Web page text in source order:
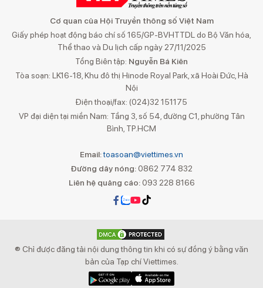
Cơ quan của Hội Truyền thông số Việt Nam
Giấy phép hoạt động báo chí số 165/GP-BVHTTDL do Bộ Văn hóa,
Thể thao và Du lịch cấp ngày 27/11/2025
Tổng Biên tập: Nguyễn Bá Kiên
Tòa soạn: LK16-18, Khu đô thị Hinode Royal Park, xã Hoài Đức, Hà
Nội
Điện thoại/fax: (024)32 151175
VP đại diện tại miền Nam: Tầng 3, số 54, đường C1, phường Tân
Bình, TP.HCM
Email:toasoan@viettimes.vn
Đường dây nóng: 0862 774 832
Liên hệ quảng cáo:093 228 8166
® Chỉ được đăng tải nội dung thông tin khi có sự đồng ý bằng văn
bản của Tạp chí Viettimes.